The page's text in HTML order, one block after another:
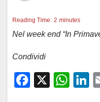
Reading Time: 2 minutes
Nel week end “In
Condividi
F
X
W